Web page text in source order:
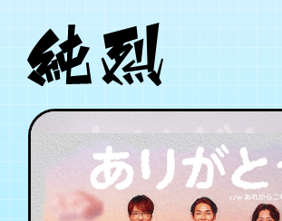
お知らせ
NEWS
日程
SCHEDULE
紹介
PROFILE
作品
DISCOGRAPHY
グッズ
GOODS
ホーム
HOME
年会員制ファンクラブ
会員登録 ログ